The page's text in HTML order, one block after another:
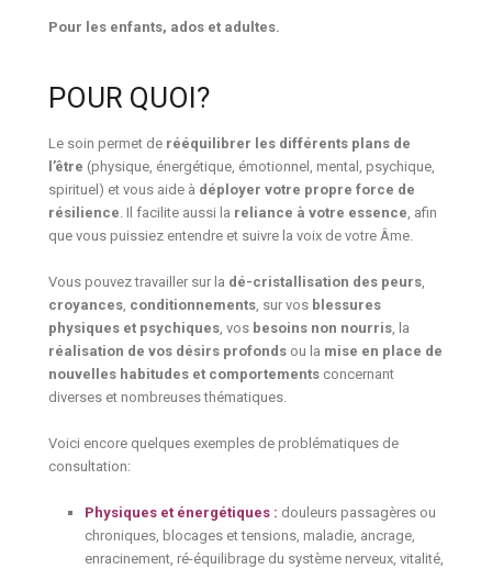
Pour les enfants, ados et adultes.
POUR QUOI?
Le soin permet de rééquilibrer les différents plans de
l’être (physique, énergétique, émotionnel, mental, psychique,
spirituel) et vous aide à déployer votre propre force de
résilience . Il facilite aussi la reliance à votre essence , afin
que vous puissiez entendre et suivre la voix de votre Âme.
Vous pouvez travailler sur la dé-cristallisation des peurs,
croyances, conditionnements, sur vos blessures
physiques et psychiques, vos besoins non nourris, la
réalisation de vos désirs profonds ou la mise en place de
nouvelles habitudes et comportements concernant
diverses et nombreuses thématiques.
Voici encore quelques exemples de problématiques de
consultation:
Physiques et énergétiques : douleurs passagères ou
chroniques, blocages et tensions, maladie, ancrage,
enracinement, ré-équilibrage du système nerveux, vitalité,